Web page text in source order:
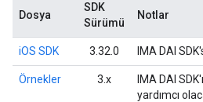
Dosya
SDK
Sürümü
Notlar
iOS SDK 3.32.0 IMA DAI
Örnekler 3.x
IMA DAI
yardımcı